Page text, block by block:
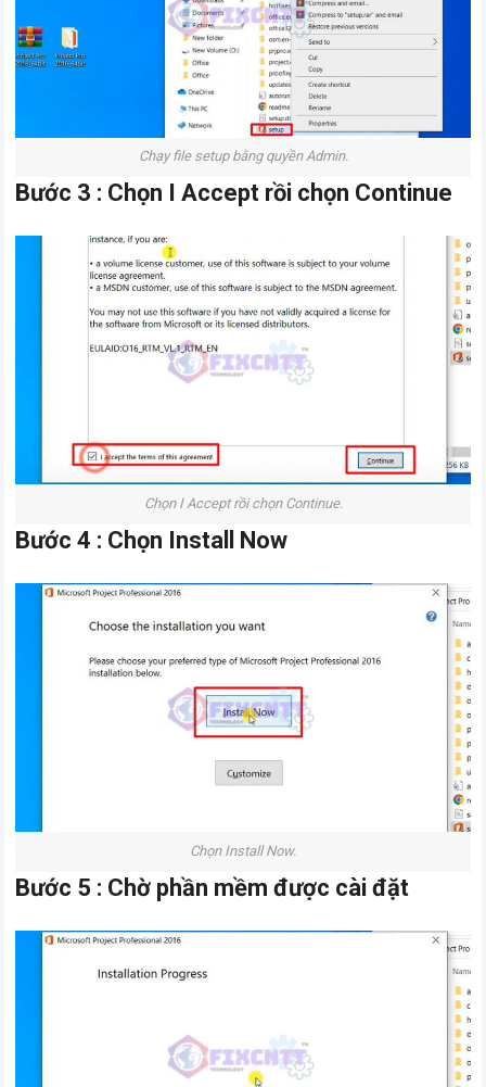
Chạy file setup bằng quyền Admin.
Bước 3 : Chọn I Accept rồi chọn Continue
Chọn I Accept rồi chọn Continue.
Bước 4 : Chọn Install Now
Chọn Install Now.
Bước 5 : Chờ phần mềm được cài đặt